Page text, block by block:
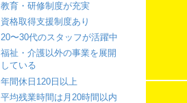
教育・研修制度が充実
資格取得支援制度あり
20〜30代のスタッフが活躍中
福祉・介護以外の事業を展開
している
年間休日120日以上
平均残業時間は月20時間以内